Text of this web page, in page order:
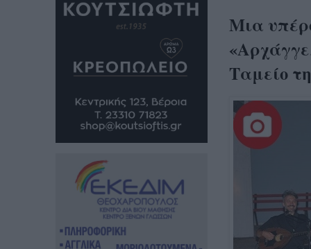
Μια
Ταμείο